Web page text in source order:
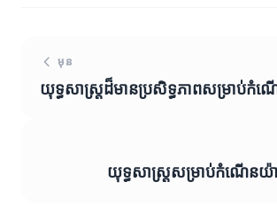
មុន
យុទ្ធសាស្ត្រដ៏មានប្រសិទ្ធភាពសម្រាប់កំណ
យុទ្ធសាស្ត្រសម្រាប់កំណើនយ៉ា